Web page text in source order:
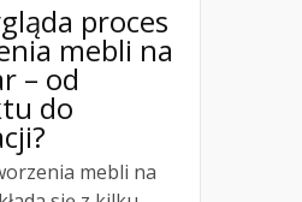
proces
mebli na
– od
do
mebli na